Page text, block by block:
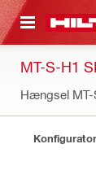
HOVEDINDHOLD
MT-S-H1
Hængsel
Konfigurator